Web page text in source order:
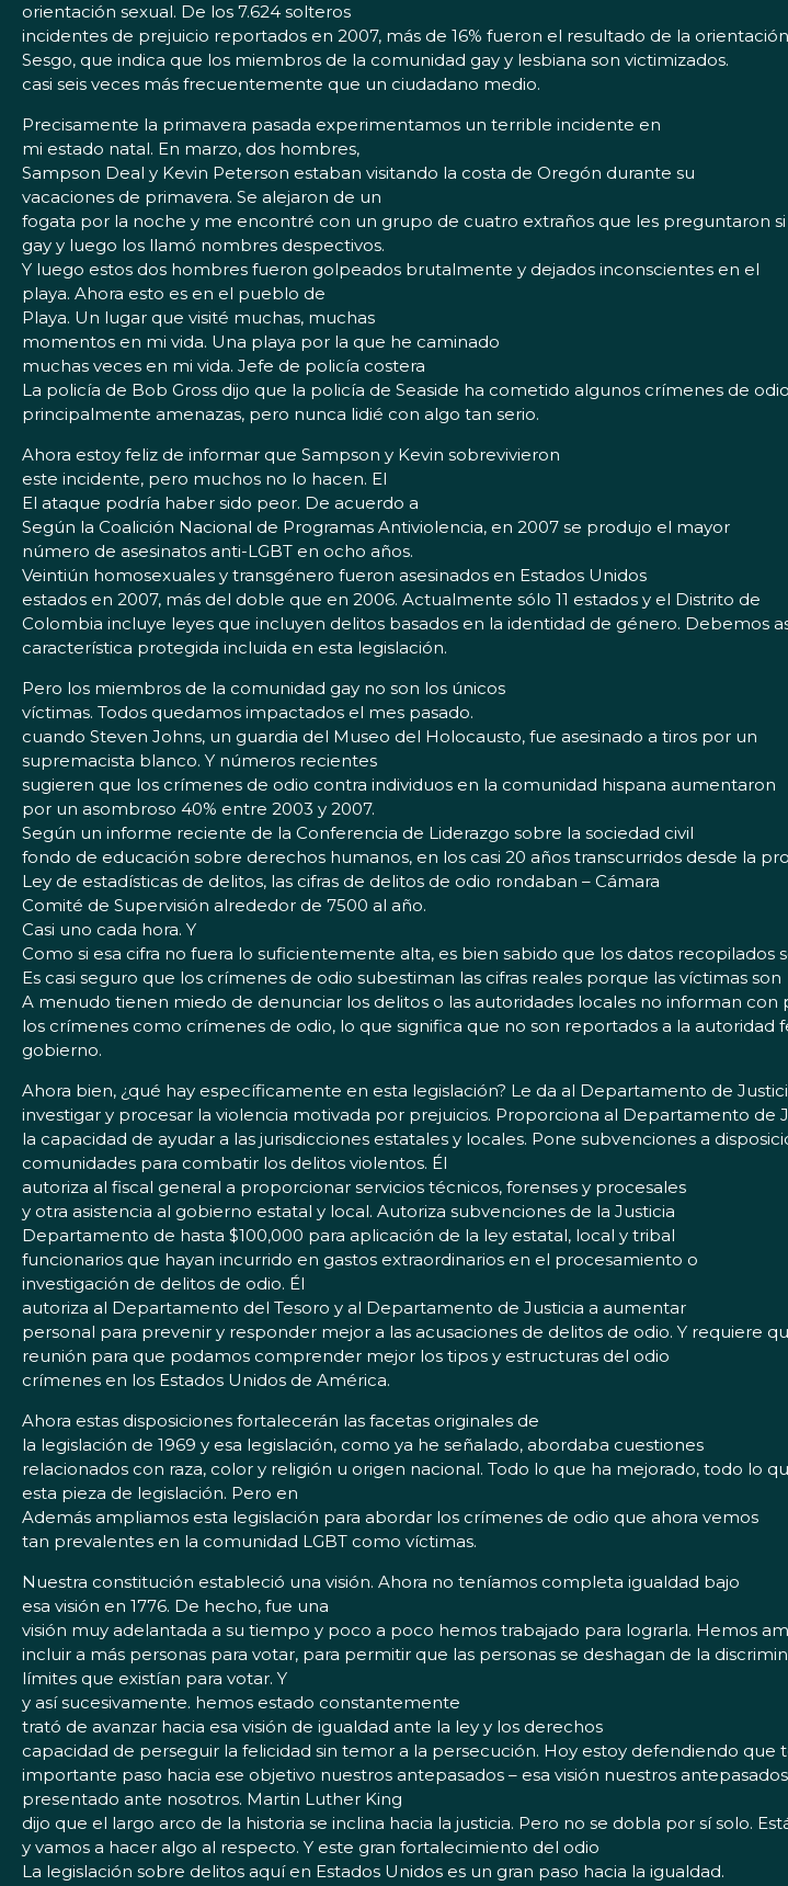
orientación sexual. De los 7.624 solteros
incidentes de prejuicio reportados en 2007, más de 16% fueron el resultado de la
Sesgo, que indica que los miembros de la comunidad gay y lesbiana son victimizados.
casi seis veces más frecuentemente que un ciudadano medio.
Precisamente la primavera pasada experimentamos un terrible incidente en
mi estado natal. En marzo, dos hombres,
Sampson Deal y Kevin Peterson estaban visitando la costa de Oregón durante su
vacaciones de primavera. Se alejaron de un
fogata por la noche y me encontré con un grupo de cuatro extraños que les preguntaron
gay y luego los llamó nombres despectivos.
Y luego estos dos hombres fueron golpeados brutalmente y dejados inconscientes en el
playa. Ahora esto es en el pueblo de
Playa. Un lugar que visité muchas, muchas
momentos en mi vida. Una playa por la que he caminado
muchas veces en mi vida. Jefe de policía costera
La policía de Bob Gross dijo que la policía de Seaside ha cometido algunos crímenes de
principalmente amenazas, pero nunca lidié con algo tan serio.
Ahora estoy feliz de informar que Sampson y Kevin sobrevivieron
este incidente, pero muchos no lo hacen. El
El ataque podría haber sido peor. De acuerdo a
Según la Coalición Nacional de Programas Antiviolencia, en 2007 se produjo el mayor
número de asesinatos anti-LGBT en ocho años.
Veintiún homosexuales y transgénero fueron asesinados en Estados Unidos
estados en 2007, más del doble que en 2006. Actualmente sólo 11 estados y el Distrito de
Colombia incluye leyes que incluyen delitos basados en la identidad de género. Debemos
característica protegida incluida en esta legislación.
Pero los miembros de la comunidad gay no son los únicos
víctimas. Todos quedamos impactados el mes pasado.
cuando Steven Johns, un guardia del Museo del Holocausto, fue asesinado a tiros por un
supremacista blanco. Y números recientes
sugieren que los crímenes de odio contra individuos en la comunidad hispana aumentaron
por un asombroso 40% entre 2003 y 2007.
Según un informe reciente de la Conferencia de Liderazgo sobre la sociedad civil
fondo de educación sobre derechos humanos, en los casi 20 años transcurridos desde la
Ley de estadísticas de delitos, las cifras de delitos de odio rondaban – Cámara
Comité de Supervisión alrededor de 7500 al año.
Casi uno cada hora. Y
Como si esa cifra no fuera lo suficientemente alta, es bien sabido que los datos recopilados
Es casi seguro que los crímenes de odio subestiman las cifras reales porque las víctimas son
A menudo tienen miedo de denunciar los delitos o las autoridades locales no informan con
los crímenes como crímenes de odio, lo que significa que no son reportados a la autoridad
gobierno.
Ahora bien, ¿qué hay específicamente en esta legislación? Le da al Departamento de
investigar y procesar la violencia motivada por prejuicios. Proporciona al Departamento de
la capacidad de ayudar a las jurisdicciones estatales y locales. Pone subvenciones a
comunidades para combatir los delitos violentos. Él
autoriza al fiscal general a proporcionar servicios técnicos, forenses y procesales
y otra asistencia al gobierno estatal y local. Autoriza subvenciones de la Justicia
Departamento de hasta $100,000 para aplicación de la ley estatal, local y tribal
funcionarios que hayan incurrido en gastos extraordinarios en el procesamiento o
investigación de delitos de odio. Él
autoriza al Departamento del Tesoro y al Departamento de Justicia a aumentar
personal para prevenir y responder mejor a las acusaciones de delitos de odio. Y requiere
reunión para que podamos comprender mejor los tipos y estructuras del odio
crímenes en los Estados Unidos de América.
Ahora estas disposiciones fortalecerán las facetas originales de
la legislación de 1969 y esa legislación, como ya he señalado, abordaba cuestiones
relacionados con raza, color y religión u origen nacional. Todo lo que ha mejorado, todo lo
esta pieza de legislación. Pero en
Además ampliamos esta legislación para abordar los crímenes de odio que ahora vemos
tan prevalentes en la comunidad LGBT como víctimas.
Nuestra constitución estableció una visión. Ahora no teníamos completa igualdad bajo
esa visión en 1776. De hecho, fue una
visión muy adelantada a su tiempo y poco a poco hemos trabajado para lograrla. Hemos
incluir a más personas para votar, para permitir que las personas se deshagan de la
límites que existían para votar. Y
y así sucesivamente. hemos estado constantemente
trató de avanzar hacia esa visión de igualdad ante la ley y los derechos
capacidad de perseguir la felicidad sin temor a la persecución. Hoy estoy defendiendo que
importante paso hacia ese objetivo nuestros antepasados – esa visión nuestros antepasados
presentado ante nosotros. Martin Luther King
dijo que el largo arco de la historia se inclina hacia la justicia. Pero no se dobla por sí solo.
y vamos a hacer algo al respecto. Y este gran fortalecimiento del odio
La legislación sobre delitos aquí en Estados Unidos es un gran paso hacia la igualdad.